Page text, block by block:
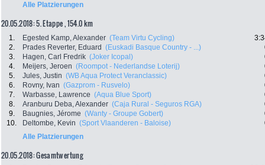
Alle Platzierungen
20.05.2018: 5. Etappe , 154.0 km
1. Egested Kamp, Alexander (Team Virtu Cycling)
2.
Prades Reverter, Eduard (Euskadi Basque Country - ...)
3.
Hagen, Carl Fredrik (Joker Icopal)
4.
Meijers, Jeroen (Roompot - Nederlandse Loterij)
5.
Jules, Justin (WB Aqua Protect Veranclassic)
6.
Rovny, Ivan (Gazprom - Rusvelo)
7.
Warbasse, Lawrence (Aqua Blue Sport)
8.
Aranburu Deba, Alexander (Caja Rural - Seguros RGA)
9.
Baugnies, Jérome (Wanty - Groupe Gobert)
10.
Deltombe, Kevin (Sport Vlaanderen - Baloise)
Alle Platzierungen
20.05.2018: Gesamtwertung